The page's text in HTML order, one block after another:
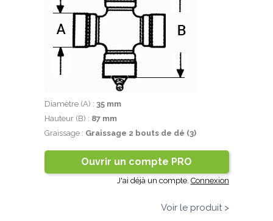
Diamètre (A) : 35 mm
Hauteur (B) : 87 mm
Graissage : Graissage 2 bouts de dé (3)
Ouvrir un compte PRO
J'ai déjà un compte. Connexion
Voir le produit >